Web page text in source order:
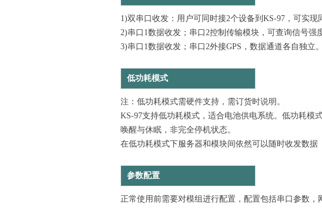
1)双串口收发：用户可同时接2个设备到KS-97，可实现
2)串口1数据收发；串口2控制传输模块，可查询信号强
3)串口1数据收发；串口2外接GPS，数据通道各自独立。
低功耗模式
注：低功耗模式需硬件支持，需订货时说明。
KS-97支持低功耗模式，适合电池供电系统。低功耗模
唤醒与休眠，非完全停机状态。
在低功耗模式下服务器和模块间依然可以随时收发数据
参数配置
正常使用前需要对模组进行配置，配置包括串口参数